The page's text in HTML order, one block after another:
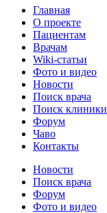
Главная
О проекте
Пациентам
Врачам
Wiki-статьи
Фото и видео
Новости
Поиск врача
Поиск клиники
Форум
Чаво
Контакты
Новости
Поиск врача
Форум
Фото и видео